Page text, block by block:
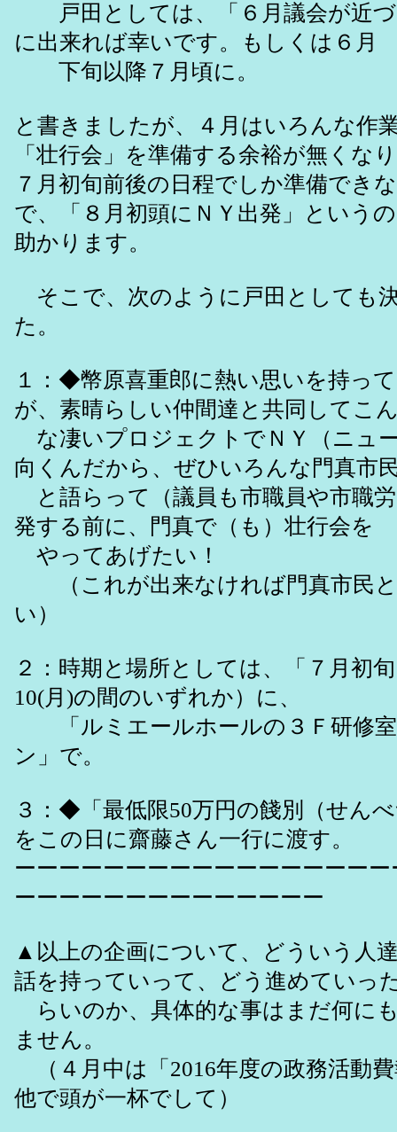
戸田としては、「６月議会が近づ
に出来れば幸いです。もしくは６月
下旬以降７月頃に。
と書きましたが、４月はいろんな作
「壮行会」を準備する余裕が無くな
７月初旬前後の日程でしか準備でき
で、「８月初頭にＮＹ出発」という
助かります。
そこで、次のように戸田としても
た。
１：◆幣原喜重郎に熱い思いを持っ
が、素晴らしい仲間達と共同してこ
な凄いプロジェクトでＮＹ（ニュ
向くんだから、ぜひいろんな門真市
と語らって（議員も市職員や市職
発する前に、門真で（も）壮行会を
やってあげたい！
（これが出来なければ門真市民
い）
２：時期と場所としては、「７月初
10(月)の間のいずれか）に、
「ルミエールホールの３Ｆ研修
ン」で。
３：◆「最低限50万円の餞別（せん
をこの日に齋藤さん一行に渡す。
ーーーーーーーーーーーーーーーー
ーーーーーーーーーーーーーー
▲以上の企画について、どういう人
話を持っていって、どう進めていっ
らいのか、具体的な事はまだ何に
ません。
（４月中は「2016年度の政務活動
他で頭が一杯でして）